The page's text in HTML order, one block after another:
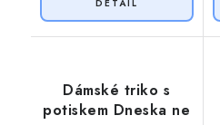
Dámské triko s
potiskem Dneska ne